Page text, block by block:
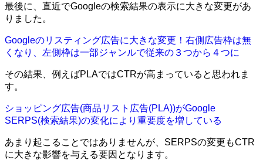
最後に、直近でGoogleの検索結果の表示に大きな変更があ
りました。
Googleのリスティング広告に大きな変更！右側広告枠は無
くなり、左側枠は一部ジャンルで従来の３つから４つに
その結果、例えばPLAではCTRが高まっていると思われま
す。
ショッピング広告(商品リスト広告(PLA))がGoogle
SERPS(検索結果)の変化により重要度を増している
あまり起こることではありませんが、SERPSの変更もCTR
に大きな影響を与える要因となります。